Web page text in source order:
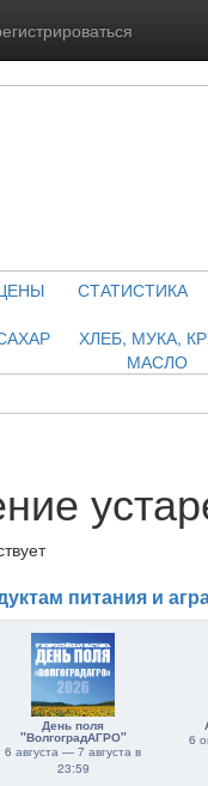
СТАТИСТИКА
ХЛЕБ, МУКА,
МАСЛО
питания и
День поля
"ВолгоградАГРО"
6 августа — 7 августа в
23:59
6